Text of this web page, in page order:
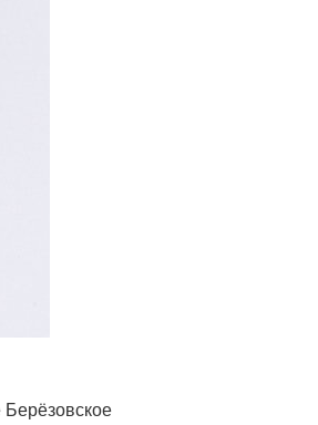
Берёзовское